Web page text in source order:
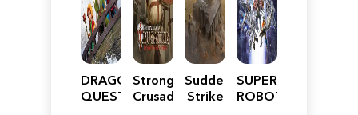
DRAGON
QUEST
Stronghold
Crusader:
Sudden
Strike
SUPER
ROBOT